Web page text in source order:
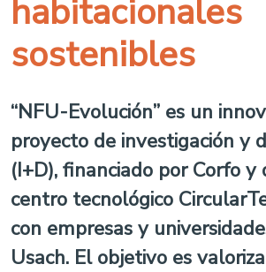
habitacionales
sostenibles
“NFU-Evolución” es un
proyecto de investigación y
(I+D), financiado por Corfo
centro tecnológico
con empresas y
Usach. El objetivo es